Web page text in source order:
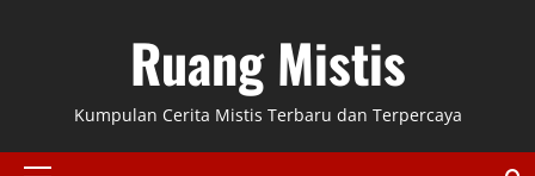
Ruang Mistis
Kumpulan Cerita Mistis Terbaru dan Terpercaya